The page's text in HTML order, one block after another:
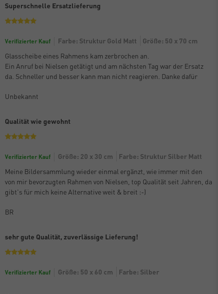
Superschnelle Ersatzlieferung
Verifizierter Kauf Farbe: Struktur Gold Matt
Größe: 50 x 70 cm
Glasscheibe eines Rahmens kam zerbrochen an.
Ein Anruf bei Nielsen getätigt und am nächsten Tag war der Ersatz
da. Schneller und besser kann man nicht reagieren. Danke dafür
Unbekannt
Qualität wie gewohnt
Verifizierter Kauf Größe: 20 x 30 cm
Farbe: Struktur Silber Matt
Meine Bildersammlung wieder einmal ergänzt, wie immer mit den
von mir bevorzugten Rahmen von Nielsen, top Qualität seit Jahren, da
gibt's für mich keine Alternative weit & breit :-)
BR
sehr gute Qualität, zuverlässige Lieferung!
Verifizierter Kauf Größe: 50 x 60 cm Farbe: Silber